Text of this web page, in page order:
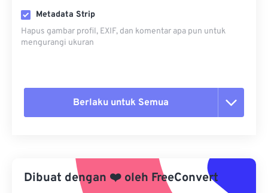
Metadata Strip
Hapus gambar profil, EXIF, dan komentar apa pun untuk
mengurangi ukuran
Berlaku untuk Semua
Terapkan dari Preset
Simpan sebagai Preset
Dibuat dengan ❤️ oleh FreeConvert